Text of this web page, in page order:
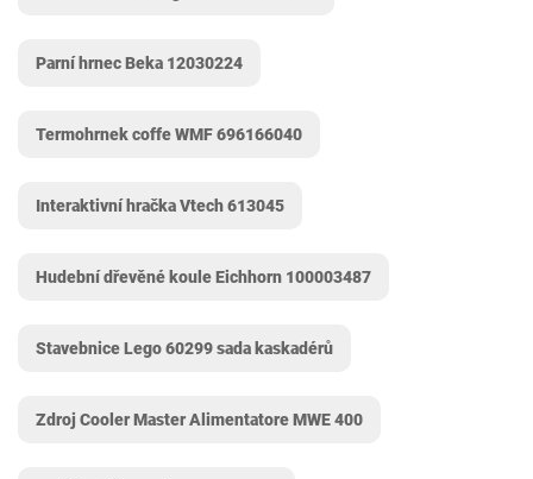
Parní hrnec Beka 12030224
Termohrnek coffe WMF 696166040
Interaktivní hračka Vtech 613045
Hudební dřevěné koule Eichhorn 100003487
Stavebnice Lego 60299 sada kaskadérů
Zdroj Cooler Master Alimentatore MWE 400